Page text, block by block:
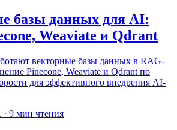
базы данных для AI:
Weaviate и Qdrant
векторные базы данных в RAG-
Pinecone, Weaviate и Qdrant по
для эффективного внедрения AI-
· 9 мин чтения